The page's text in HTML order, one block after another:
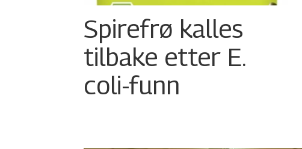
Spirefrø kalles
tilbake etter E.
coli-funn